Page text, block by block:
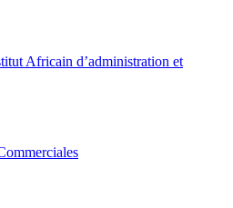
Africain d’administration et